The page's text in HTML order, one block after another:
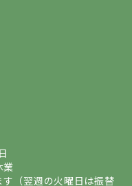
業
（翌週の火曜日は振替